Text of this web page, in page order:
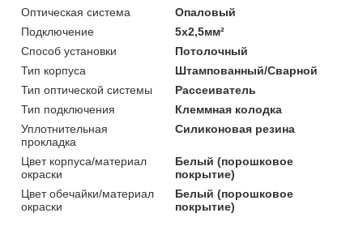
Оптическая система
Опаловый
Подключение
5х2,5мм²
Способ установки
Потолочный
Тип корпуса
Штампованный/Сварной
Тип оптической системы
Рассеиватель
Тип подключения
Клеммная колодка
Уплотнительная
прокладка
Силиконовая резина
Цвет корпуса/материал
окраски
Белый (порошковое
покрытие)
Цвет обечайки/материал
окраски
Белый (порошковое
покрытие)